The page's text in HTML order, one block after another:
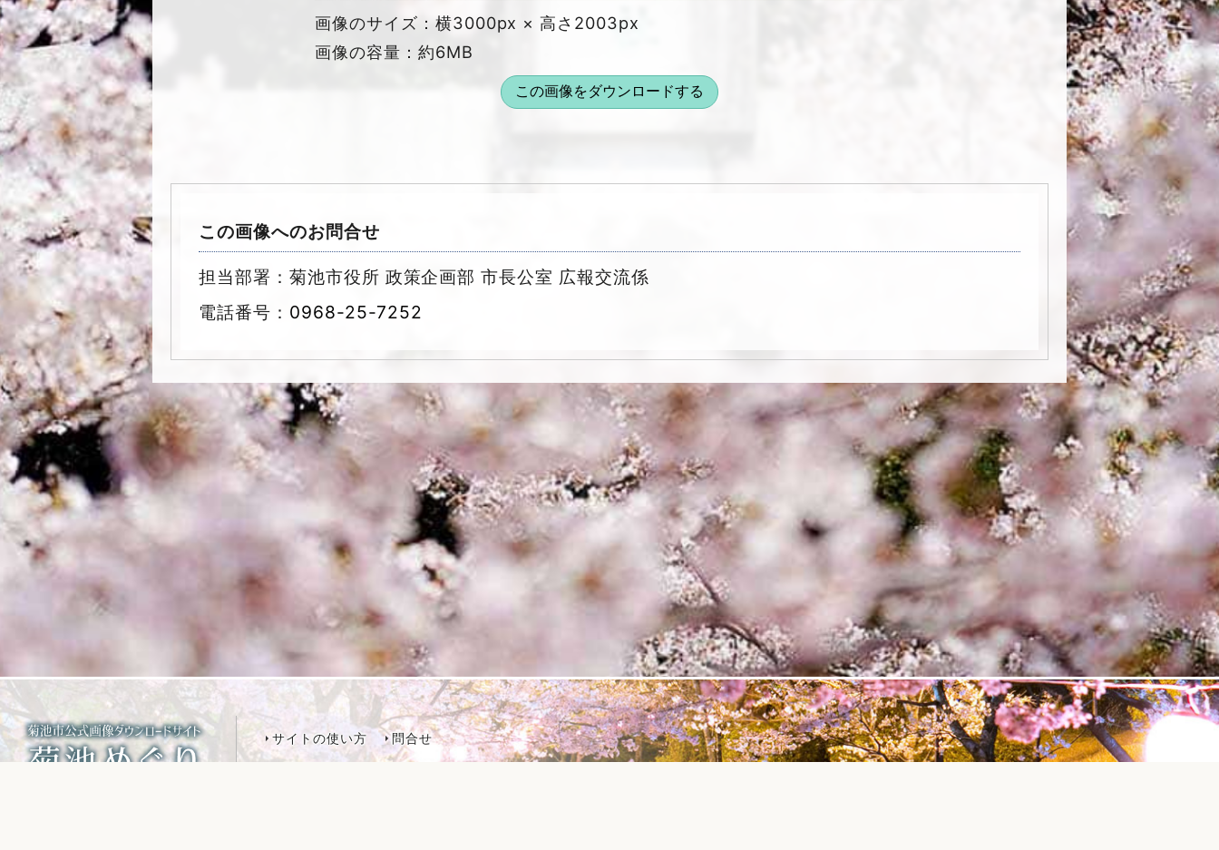
画像のサイズ：横3000px × 高さ2003px
画像の容量：約6MB
この画像をダウンロードする
この画像へのお問合せ
担当部署：菊池市役所 政策企画部 市長公室 広報交流係
電話番号： 0968-25-7252
サイトの使い方 問合せ